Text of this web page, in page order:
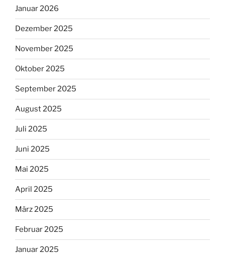
Januar 2026
Dezember 2025
November 2025
Oktober 2025
September 2025
August 2025
Juli 2025
Juni 2025
Mai 2025
April 2025
März 2025
Februar 2025
Januar 2025